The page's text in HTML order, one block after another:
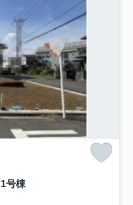
1号棟